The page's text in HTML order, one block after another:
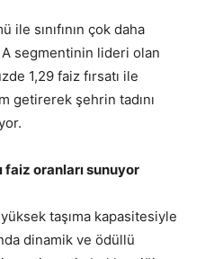
ile sınıfının çok daha
segmentinin lideri olan
1,29 faiz fırsatı ile
getirerek şehrin tadını
oranları sunuyor
taşıma kapasitesiyle
dinamik ve ödüllü